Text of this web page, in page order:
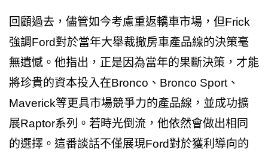
回顧過去，儘管如今考慮重返轎車市場，但Frick
強調Ford對於當年大舉裁撤房車產品線的決策毫
無遺憾。他指出，正是因為當年的果斷決策，才能
將珍貴的資本投入在Bronco、Bronco Sport、
Maverick等更具市場競爭力的產品線，並成功擴
展Raptor系列。若時光倒流，他依然會做出相同
的選擇。這番談話不僅展現Ford對於獲利導向的